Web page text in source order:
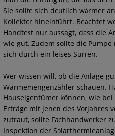
Sie sollte sich deutlich wärmer
Kollektor hineinführt. Beachtet
Handtest nur aussagt, dass die
wie gut. Zudem sollte die
sich durch ein leises Surren.
Wer wissen will, ob die Anlage
Wärmemengenzähler schauen.
Hauseigentümer können, wie
Erträge mit jenen des Vorjahres
zutraut, sollte Fachhandwerker
Inspektion der